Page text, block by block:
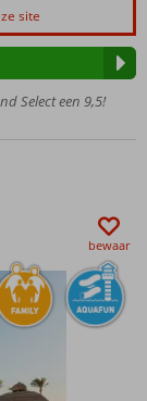
site
Select een 9,5!
bewaar